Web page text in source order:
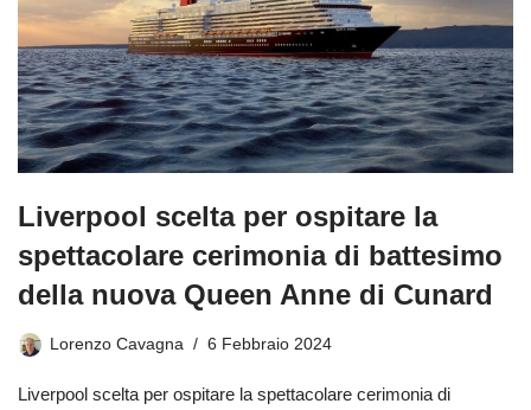
Liverpool scelta per ospitare la
spettacolare cerimonia di battesimo
della nuova Queen Anne di Cunard
Lorenzo Cavagna 6 Febbraio 2024
Liverpool scelta per ospitare la spettacolare cerimonia di